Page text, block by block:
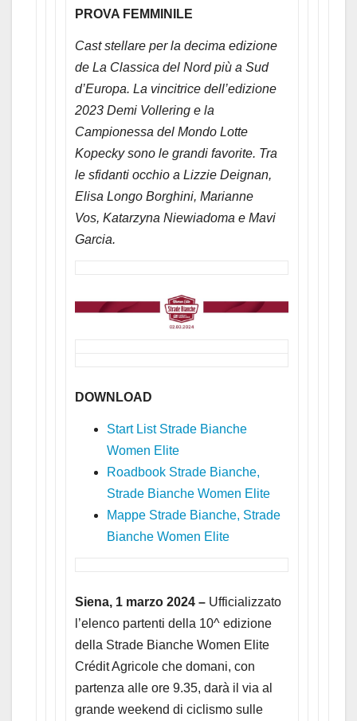
PROVA FEMMINILE
Cast stellare per la decima edizione
de La Classica del Nord più a Sud
d’Europa. La vincitrice dell’edizione
2023 Demi Vollering e la
Campionessa del Mondo Lotte
Kopecky sono le grandi favorite. Tra
le sfidanti occhio a Lizzie Deignan,
Elisa Longo Borghini, Marianne
Vos, Katarzyna Niewiadoma e Mavi
Garcia.
DOWNLOAD
Start List Strade Bianche
Women Elite
Roadbook Strade Bianche,
Strade Bianche Women Elite
Mappe Strade Bianche, Strade
Bianche Women Elite
Siena, 1 marzo 2024 –Ufficializzato
l’elenco partenti della 10^ edizione
della Strade Bianche Women Elite
Crédit Agricole che domani, con
partenza alle ore 9.35, darà il via al
grande weekend di ciclismo sulle